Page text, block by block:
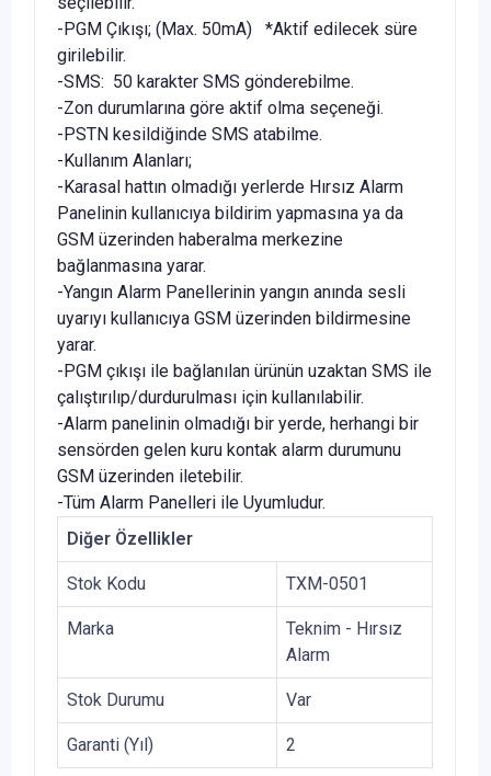
-PGM Çıkışı; (Max. 50mA) *Aktif edilecek süre
girilebilir.
-SMS: 50 karakter SMS gönderebilme.
-Zon durumlarına göre aktif olma seçeneği.
-PSTN kesildiğinde SMS atabilme.
-Kullanım Alanları;
-Karasal hattın olmadığı yerlerde Hırsız Alarm
Panelinin kullanıcıya bildirim yapmasına ya da
GSM üzerinden haberalma merkezine
bağlanmasına yarar.
-Yangın Alarm Panellerinin yangın anında sesli
uyarıyı kullanıcıya GSM üzerinden bildirmesine
yarar.
-PGM çıkışı ile bağlanılan ürünün uzaktan SMS ile
çalıştırılıp/durdurulması için kullanılabilir.
-Alarm panelinin olmadığı bir yerde, herhangi bir
sensörden gelen kuru kontak alarm durumunu
GSM üzerinden iletebilir.
-Tüm Alarm Panelleri ile Uyumludur.
Diğer Özellikler
Stok Kodu TXM-0501
Marka
Teknim - Hırsız
Alarm
Stok Durumu Var
Garanti (Yıl) 2